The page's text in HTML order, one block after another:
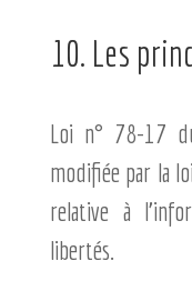
10. Les
Loi n° 78-17
modifiée par la
relative à
libertés.